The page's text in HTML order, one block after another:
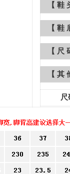
【 鞋
【 鞋
【 尺
【 其